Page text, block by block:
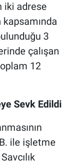
iki adrese
3
çalışan
12
Sevk Edildi
ile işletme